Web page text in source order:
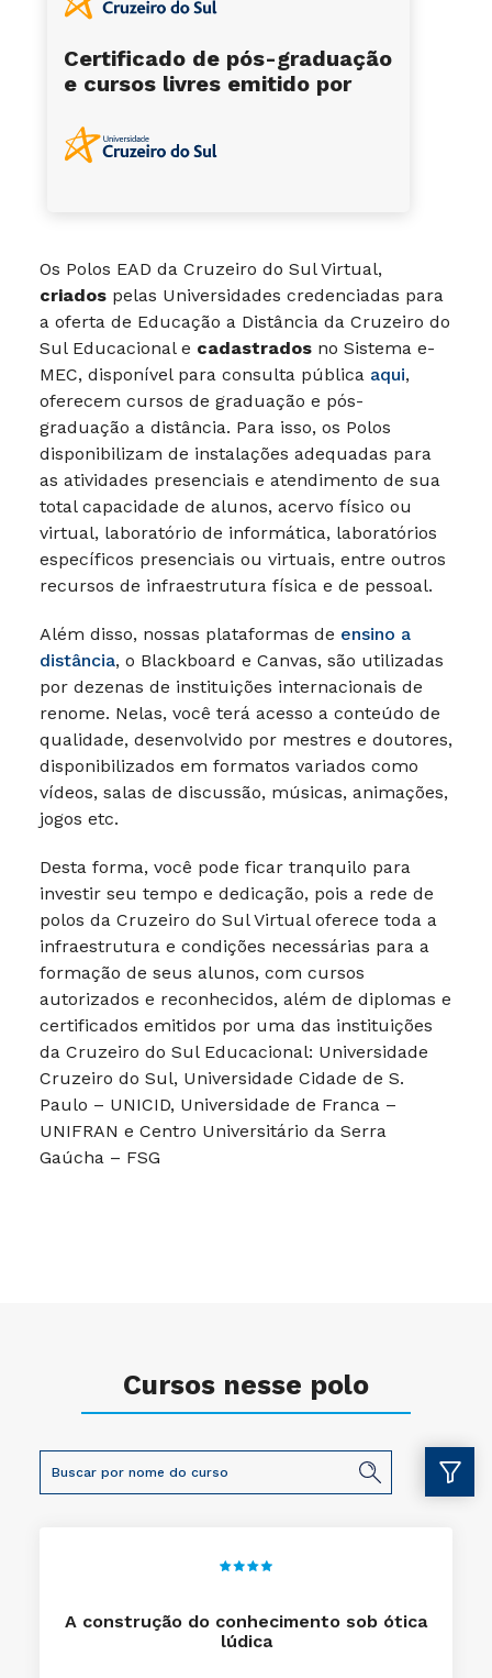
Os Polos EAD da Cruzeiro do Sul Virtual,
criados pelas Universidades credenciadas para
a oferta de Educação a Distância da Cruzeiro do
Sul Educacional e cadastrados no Sistema e-
MEC, disponível para consulta pública aqui,
oferecem cursos de graduação e pós-
graduação a distância. Para isso, os Polos
disponibilizam de instalações adequadas para
as atividades presenciais e atendimento de sua
total capacidade de alunos, acervo físico ou
virtual, laboratório de informática, laboratórios
específicos presenciais ou virtuais, entre outros
recursos de infraestrutura física e de pessoal.
Além disso, nossas plataformas de ensino a
distância, o Blackboard e Canvas, são utilizadas
por dezenas de instituições internacionais de
renome. Nelas, você terá acesso a conteúdo de
qualidade, desenvolvido por mestres e doutores,
disponibilizados em formatos variados como
vídeos, salas de discussão, músicas, animações,
jogos etc.
Desta forma, você pode ficar tranquilo para
investir seu tempo e dedicação, pois a rede de
polos da Cruzeiro do Sul Virtual oferece toda a
infraestrutura e condições necessárias para a
formação de seus alunos, com cursos
autorizados e reconhecidos, além de diplomas e
certificados emitidos por uma das instituições
da Cruzeiro do Sul Educacional: Universidade
Cruzeiro do Sul, Universidade Cidade de S.
Paulo – UNICID, Universidade de Franca –
UNIFRAN e Centro Universitário da Serra
Gaúcha – FSG
Certificado de pós-graduação
e cursos livres emitido por
Cursos nesse polo
A construção do conhecimento sob ótica
lúdica